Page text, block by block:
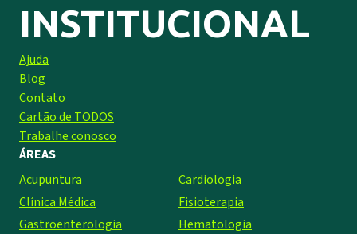
INSTITUCIONAL
Ajuda
Blog
Contato
Cartão de TODOS
Trabalhe conosco
ÁREAS
Acupuntura
Cardiologia
Clínica Médica
Fisioterapia
Gastroenterologia
Hematologia